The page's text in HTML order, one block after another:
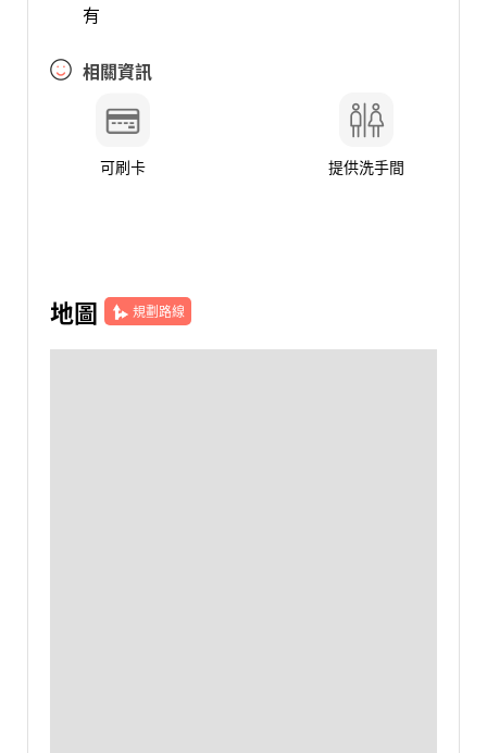
有
相關資訊
可刷卡 提供洗手間
地圖 規劃路線